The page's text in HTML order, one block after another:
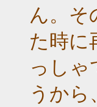
ん。そ
た時に
っしゃ
うから